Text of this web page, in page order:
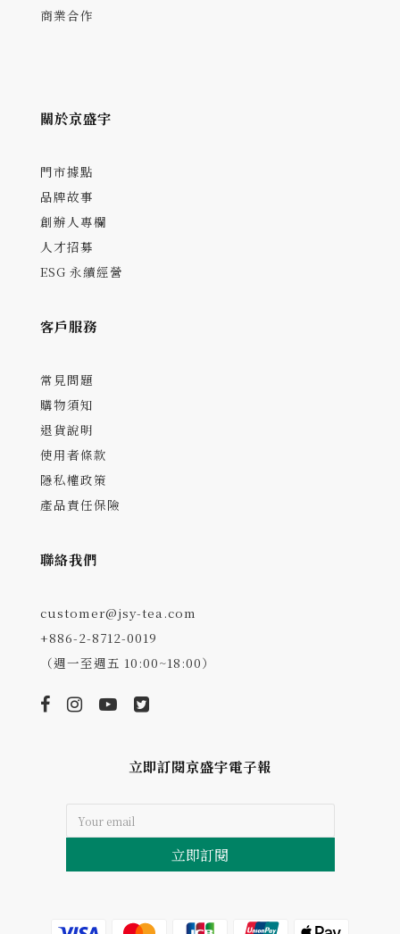
商業合作
關於京盛宇
門市據點
品牌故事
創辦人專欄
人才招募
ESG 永續經營
客戶服務
常見問題
購物須知
退貨說明
使用者條款
隱私權政策
產品責任保險
聯絡我們
customer@jsy-tea.com
+886-2-8712-0019
（週一至週五 10:00~18:00）
立即訂閱京盛宇電子報
立即訂閱